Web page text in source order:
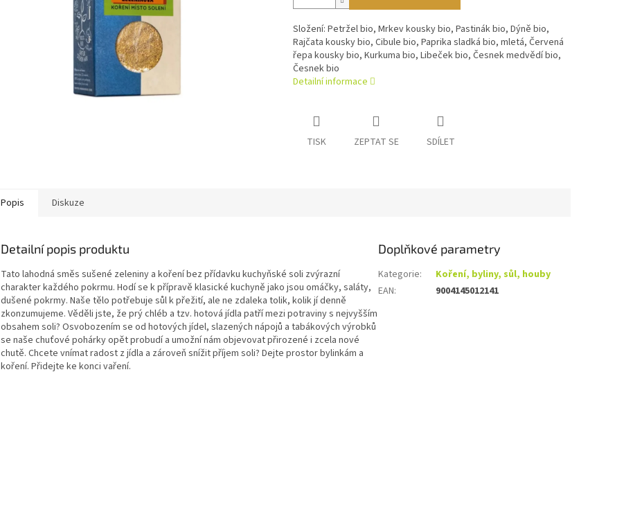
Složení: Petržel bio, Mrkev kousky bio, Pastinák bio, Dýně bio,
Rajčata kousky bio, Cibule bio, Paprika sladká bio, mletá, Červená
řepa kousky bio, Kurkuma bio, Libeček bio, Česnek medvědí bio,
Česnek bio
Detailní informace
TISK ZEPTAT SE SDÍLET
Popis Diskuze
Detailní popis produktu
Tato lahodná směs sušené zeleniny a koření bez přídavku kuchyňské soli zvýrazní
charakter každého pokrmu. Hodí se k přípravě klasické kuchyně jako jsou omáčky, saláty,
dušené pokrmy. Naše tělo potřebuje sůl k přežití, ale ne zdaleka tolik, kolik jí denně
zkonzumujeme. Věděli jste, že prý chléb a tzv. hotová jídla patří mezi potraviny s nejvyšším
obsahem soli? Osvobozením se od hotových jídel, slazených nápojů a tabákových výrobků
se naše chuťové pohárky opět probudí a umožní nám objevovat přirozené i zcela nové
chutě. Chcete vnímat radost z jídla a zároveň snížit příjem soli? Dejte prostor bylinkám a
koření. Přidejte ke konci vaření.
Doplňkové parametry
Kategorie:
Koření, byliny, sůl, houby
EAN: 9004145012141